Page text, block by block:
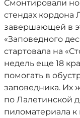
Смонтировали
стендах кордона
завершающей в
«Заповедного
стартовала на
недель еще 18
помогать в
заповедника. Их
по Лалетинской
пиломатериала к